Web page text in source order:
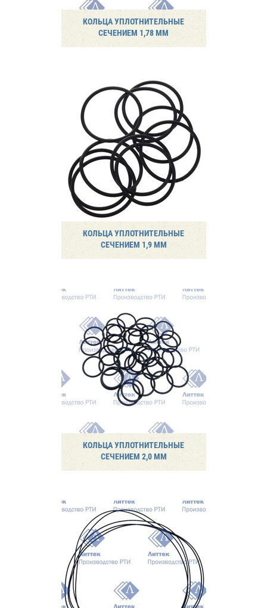
КОЛЬЦА УПЛОТНИТЕЛЬНЫЕ
СЕЧЕНИЕМ 1,78 ММ
КОЛЬЦА УПЛОТНИТЕЛЬНЫЕ
СЕЧЕНИЕМ 1,9 ММ
КОЛЬЦА УПЛОТНИТЕЛЬНЫЕ
СЕЧЕНИЕМ 2,0 ММ